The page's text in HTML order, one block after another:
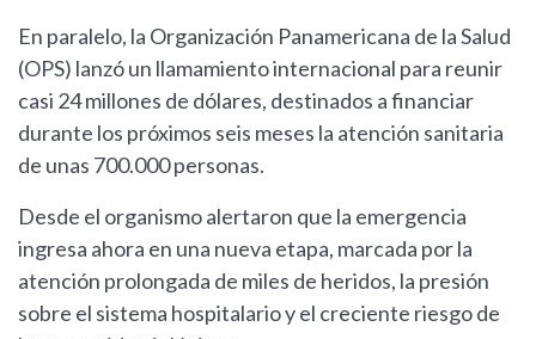
En paralelo, la Organización Panamericana de la Salud
(OPS) lanzó un llamamiento internacional para reunir
casi 24 millones de dólares, destinados a financiar
durante los próximos seis meses la atención sanitaria
de unas 700.000 personas.
Desde el organismo alertaron que la emergencia
ingresa ahora en una nueva etapa, marcada por la
atención prolongada de miles de heridos, la presión
sobre el sistema hospitalario y el creciente riesgo de